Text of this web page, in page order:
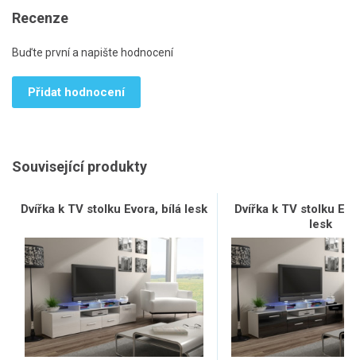
Recenze
Buďte první a napište hodnocení
Přidat hodnocení
Související produkty
Dvířka k TV stolku Evora, bílá lesk
Dvířka k TV stolku
lesk